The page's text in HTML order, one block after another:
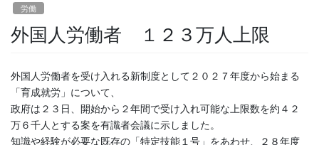
労働
外国人労働者 １２３万人上限
外国人労働者を受け入れる新制度として２０２７年度から始まる
「育成就労」について、
政府は２３日、開始から２年間で受け入れ可能な上限数を約４２
万６千人とする案を有識者会議に示しました。
知識や経験が必要な既存の「特定技能１号」をあわせ、２８年度